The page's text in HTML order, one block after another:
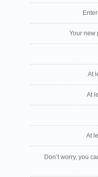
Your new
At
At
At
Don’t worry, you